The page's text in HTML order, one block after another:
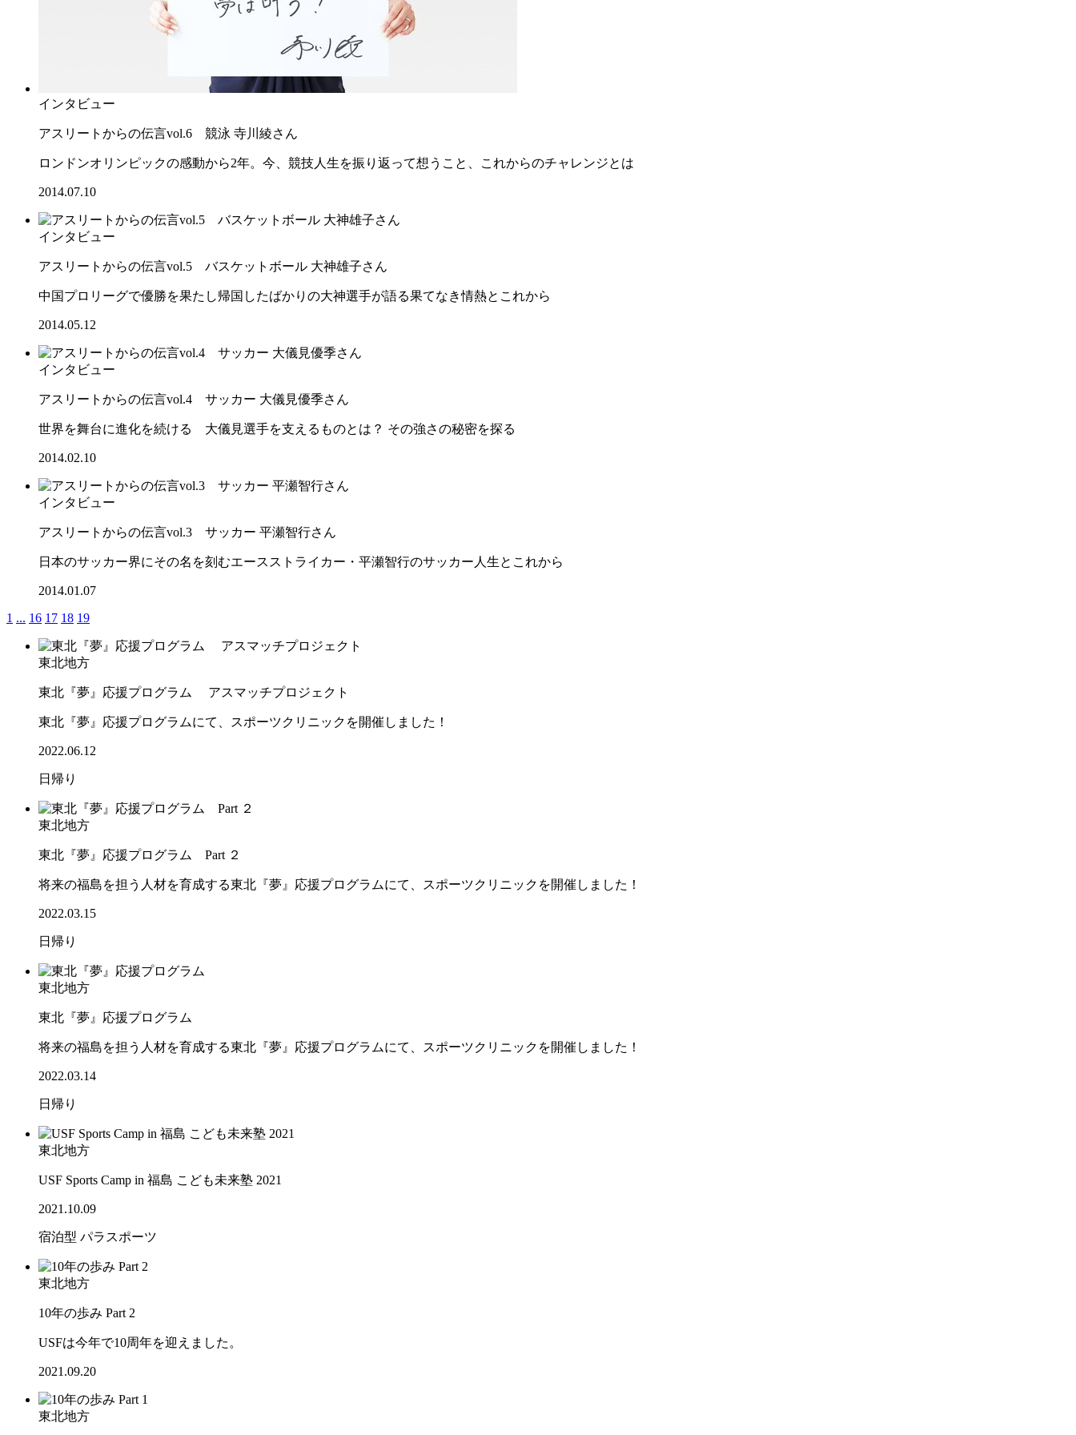
インタビュー
アスリートからの伝言vol.6 競泳 寺川綾さん
ロンドンオリンピックの感動から2年。今、競技人生を振り返って想うこと、これからのチャレンジとは
2014.07.10
インタビュー
アスリートからの伝言vol.5 バスケットボール 大神雄子さん
中国プロリーグで優勝を果たし帰国したばかりの大神選手が語る果てなき情熱とこれから
2014.05.12
インタビュー
アスリートからの伝言vol.4 サッカー 大儀見優季さん
世界を舞台に進化を続ける 大儀見選手を支えるものとは？ その強さの秘密を探る
2014.02.10
インタビュー
アスリートからの伝言vol.3 サッカー 平瀬智行さん
日本のサッカー界にその名を刻むエースストライカー・平瀬智行のサッカー人生とこれから
2014.01.07
1 ... 16 17 18 19
東北地方
東北『夢』応援プログラム アスマッチプロジェクト
東北『夢』応援プログラムにて、スポーツクリニックを開催しました！
2022.06.12
日帰り
東北地方
東北『夢』応援プログラム Part ２
将来の福島を担う人材を育成する東北『夢』応援プログラムにて、スポーツクリニックを開催しました！
2022.03.15
日帰り
東北地方
東北『夢』応援プログラム
将来の福島を担う人材を育成する東北『夢』応援プログラムにて、スポーツクリニックを開催しました！
2022.03.14
日帰り
東北地方
USF Sports Camp in 福島 こども未来塾 2021
2021.10.09
宿泊型 パラスポーツ
東北地方
10年の歩み Part 2
USFは今年で10周年を迎えました。
2021.09.20
東北地方